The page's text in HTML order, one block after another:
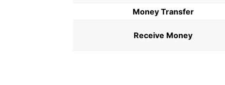
Money Transfer
Receive Money